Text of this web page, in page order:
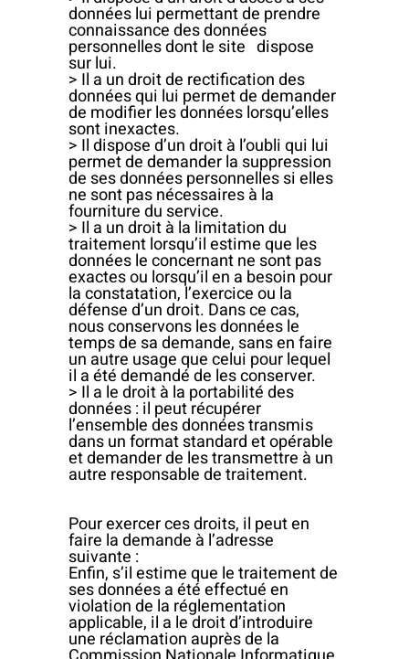
données lui permettant de prendre
connaissance des données
personnelles dont le site dispose
sur lui.
> Il a un droit de rectification des
données qui lui permet de demander
de modifier les données lorsqu’elles
sont inexactes.
> Il dispose d’un droit à l’oubli qui lui
permet de demander la suppression
de ses données personnelles si elles
ne sont pas nécessaires à la
fourniture du service.
> Il a un droit à la limitation du
traitement lorsqu’il estime que les
données le concernant ne sont pas
exactes ou lorsqu’il en a besoin pour
la constatation, l’exercice ou la
défense d’un droit. Dans ce cas,
nous conservons les données le
temps de sa demande, sans en faire
un autre usage que celui pour lequel
il a été demandé de les conserver.
> Il a le droit à la portabilité des
données : il peut récupérer
l’ensemble des données transmis
dans un format standard et opérable
et demander de les transmettre à un
autre responsable de traitement.
Pour exercer ces droits, il peut en
faire la demande à l’adresse
suivante :
Enfin, s’il estime que le traitement de
ses données a été effectué en
violation de la réglementation
applicable, il a le droit d’introduire
une réclamation auprès de la